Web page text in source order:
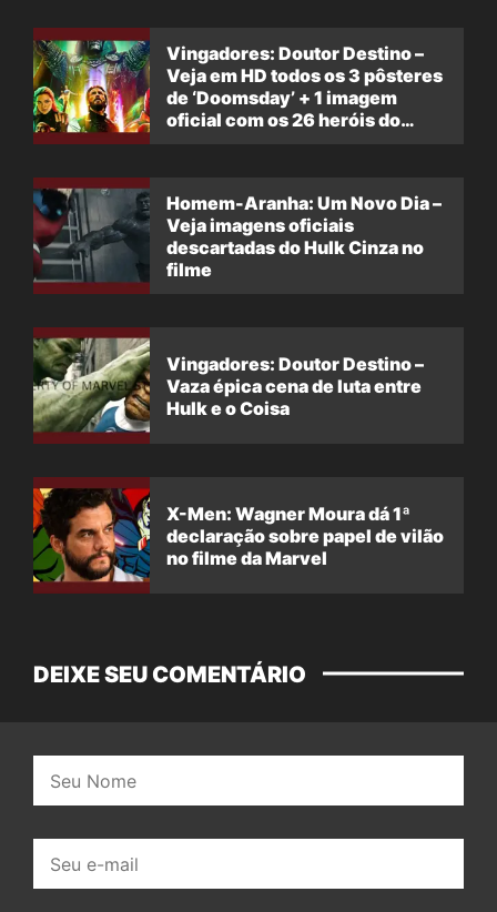
Vingadores: Doutor Destino –
Veja em HD todos os 3 pôsteres
de ‘Doomsday’ + 1 imagem
oficial com os 26 heróis do
Homem-Aranha: Um Novo Dia –
Veja imagens oficiais
descartadas do Hulk Cinza no
filme
Vingadores: Doutor Destino –
Vaza épica cena de luta entre
Hulk e o Coisa
X-Men: Wagner Moura dá 1ª
declaração sobre papel de vilão
no filme da Marvel
DEIXE SEU COMENTÁRIO
mail: